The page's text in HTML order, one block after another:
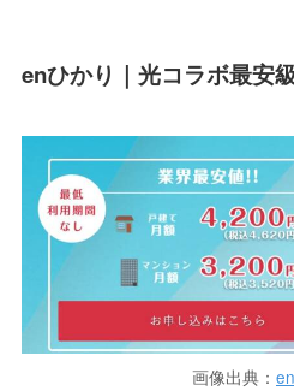
enひかり｜光コラボ最安
画像出典：